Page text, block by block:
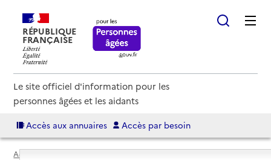
RÉPUBLIQUE
FRANÇAISE
Le site officiel d'information pour les
personnes âgées et les aidants
Accès aux annuaires Accès par besoin
Accueil